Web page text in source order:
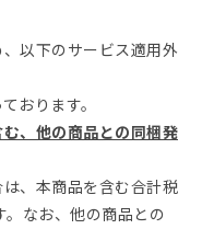
以下のサービス適用外
おります。
、他の商品との同梱発
、本商品を含む合計税
なお、他の商品との